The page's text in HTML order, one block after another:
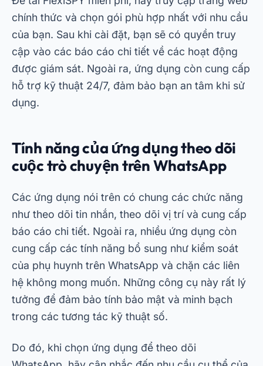
Phần kết luận
Tóm lại, các ứng dụng theo dõi cuộc trò chuyện
trên WhatsApp là những công cụ mạnh mẽ có
thể giúp đảm bảo tính bảo mật và minh bạch
trong các tương tác kỹ thuật số. Bằng cách
khám phá các tùy chọn như mSpy, Spyzie và
cho nhu cầu giám sát của mình. Ngoài ra, hãy